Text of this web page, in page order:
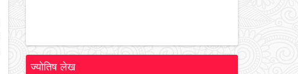
ज्योतिष लेख